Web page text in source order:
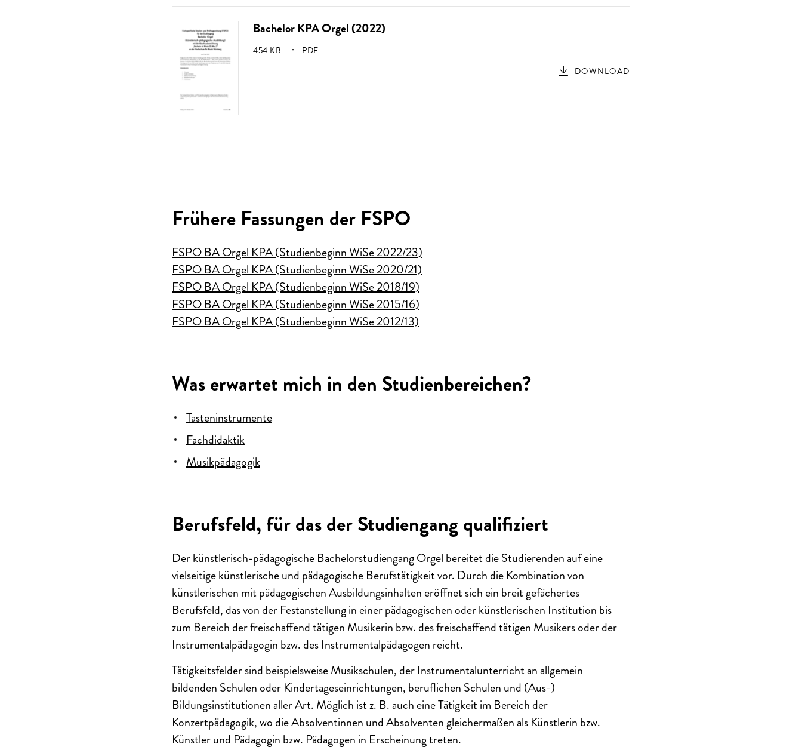
Bachelor KPA Orgel (2022)
GRÖSSE:
454 KB
PDF
DOWNLOAD
Frühere Fassungen der FSPO
FSPO BA Orgel KPA (Studienbeginn WiSe 2022/23)
FSPO BA Orgel KPA (Studienbeginn WiSe 2020/21)
FSPO BA Orgel KPA (Studienbeginn WiSe 2018/19)
FSPO BA Orgel KPA (Studienbeginn WiSe 2015/16)
FSPO BA Orgel KPA (Studienbeginn WiSe 2012/13)
Was erwartet mich in den Studienbereichen?
Tasteninstrumente
Fachdidaktik
Musikpädagogik
Berufsfeld, für das der Studiengang qualifiziert
Der künstlerisch-pädagogische Bachelorstudiengang Orgel bereitet die Studierenden auf eine
vielseitige künstlerische und pädagogische Berufstätigkeit vor. Durch die Kombination von
künstlerischen mit pädagogischen Ausbildungsinhalten eröffnet sich ein breit gefächertes
Berufsfeld, das von der Festanstellung in einer pädagogischen oder künstlerischen Institution bis
zum Bereich der freischaffend tätigen Musikerin bzw. des freischaffend tätigen Musikers oder der
Instrumentalpädagogin bzw. des Instrumentalpädagogen reicht.
Tätigkeitsfelder sind beispielsweiseMusikschulen, der Instrumentalunterricht an allgemein
bildenden Schulen oder Kindertageseinrichtungen, beruflichen Schulen und (Aus-)
Bildungsinstitutionen aller Art. Möglich ist z. B. auch eine Tätigkeit im Bereich der
Konzertpädagogik, wo die Absolventinnen und Absolventen gleichermaßen als Künstlerin bzw.
Künstler und Pädagogin bzw. Pädagogen in Erscheinung treten.